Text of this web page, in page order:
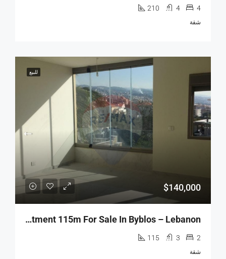
4
4
210
شقة
للبيع
$140,000
R9-2546 Apartment 115m For Sale In Byblos – Lebanon
2
3
115
شقة